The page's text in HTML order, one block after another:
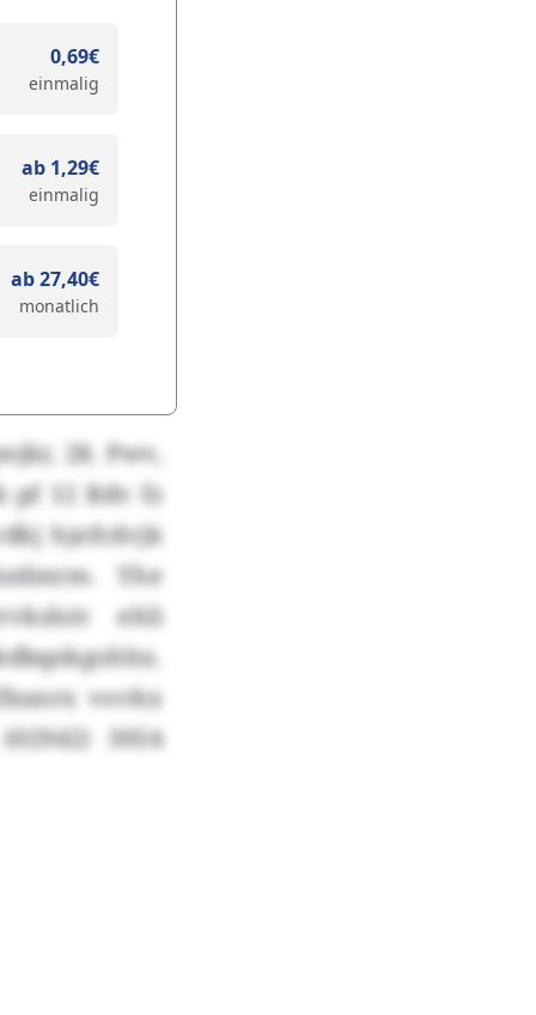
0,69€
einmalig
ab 1,29€
einmalig
ab 27,40€
monatlich
28. Pwv,
pf 12 Rdv fz
hjefcdvjk
Yhe
ehli
vovkx
3054